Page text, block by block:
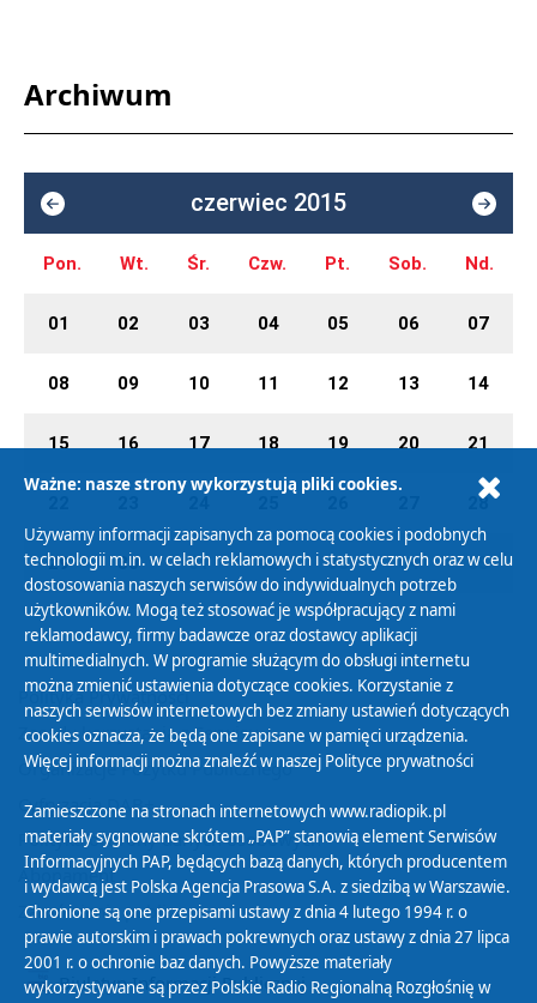
Archiwum
czerwiec 2015
Pon. Wt. Śr. Czw. Pt. Sob. Nd.
01 02 03 04 05 06 07
08 09 10 11 12 13 14
15 16 17 18 19 20 21
28
29 30 01 02 03 04 05
Polityka Prywatności
Zasady korzystania z Serwisu
Organizacje Pożytku Publicznego
Cyfryzacja DAB+
Polityka ochrony danych osobowych
Abonament
Zamówienia publiczne
Biuletyn Informacji Publicznej
Ważne: nasze strony wykorzystują pliki cookies.
Używamy informacji zapisanych za pomocą cookies i podobnych
technologii m.in. w celach reklamowych i statystycznych oraz w celu
dostosowania naszych serwisów do indywidualnych potrzeb
użytkowników. Mogą też stosować je współpracujący z nami
reklamodawcy, firmy badawcze oraz dostawcy aplikacji
multimedialnych. W programie służącym do obsługi internetu
można zmienić ustawienia dotyczące cookies. Korzystanie z
naszych serwisów internetowych bez zmiany ustawień dotyczących
cookies oznacza, że będą one zapisane w pamięci urządzenia.
Więcej informacji można znaleźć w naszej Polityce prywatności
Zamieszczone na stronach internetowych www.radiopik.pl
materiały sygnowane skrótem „PAP” stanowią element Serwisów
Informacyjnych PAP, będących bazą danych, których producentem
i wydawcą jest Polska Agencja Prasowa S.A. z siedzibą w Warszawie.
Chronione są one przepisami ustawy z dnia 4 lutego 1994 r. o
prawie autorskim i prawach pokrewnych oraz ustawy z dnia 27 lipca
2001 r. o ochronie baz danych. Powyższe materiały
wykorzystywane są przez Polskie Radio Regionalną Rozgłośnię w